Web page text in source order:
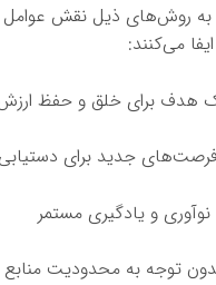
به روش‌های ذیل نقش عوامل
می‌کنند:
هدف برای خلق و حفظ
جدید برای
و یادگیری مستمر
توجه به محدودیت